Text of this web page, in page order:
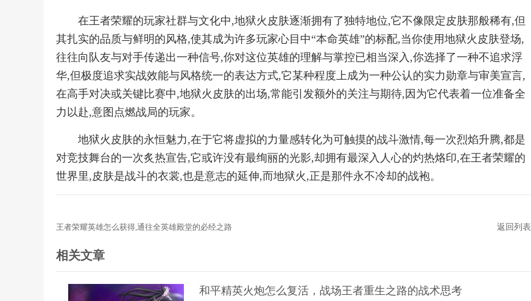
在王者荣耀的玩家社群与文化中,地狱火皮肤逐渐拥有了独特地位,它不像限定皮肤那般稀有,但
其扎实的品质与鲜明的风格,使其成为许多玩家心目中“本命英雄”的标配,当你使用地狱火皮肤登场,
往往向队友与对手传递出一种信号,你对这位英雄的理解与掌控已相当深入,你选择了一种不追求浮
华,但极度追求实战效能与风格统一的表达方式,它某种程度上成为一种公认的实力勋章与审美宣言,
在高手对决或关键比赛中,地狱火皮肤的出场,常能引发额外的关注与期待,因为它代表着一位准备全
力以赴,意图点燃战局的玩家。
地狱火皮肤的永恒魅力,在于它将虚拟的力量感转化为可触摸的战斗激情,每一次烈焰升腾,都是
对竞技舞台的一次炙热宣告,它或许没有最绚丽的光影,却拥有最深入人心的灼热烙印,在王者荣耀的
世界里,皮肤是战斗的衣裳,也是意志的延伸,而地狱火,正是那件永不冷却的战袍。
王者荣耀英雄怎么获得,通往全英雄殿堂的必经之路 返回列表
相关文章
和平精英火炮怎么复活，战场王者重生之路的战术思考